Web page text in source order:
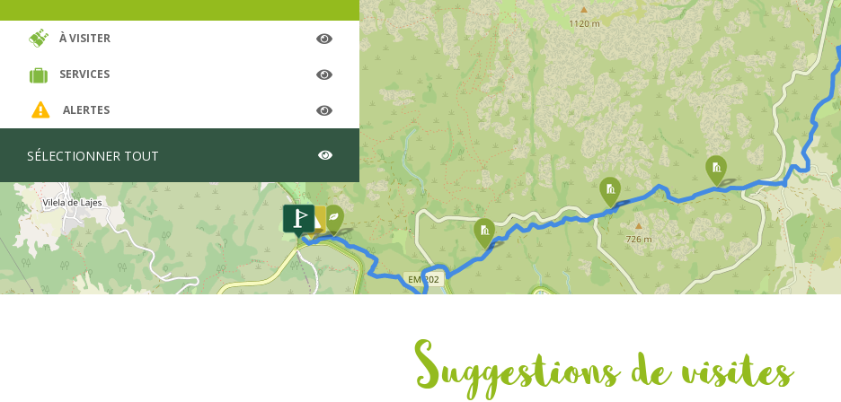
ancien village de transhumance où se regroupait le bétail, avec encore quelques
vestiges des abris qui étaient occupés durant les mois les plus chauds de l’année.
Le parcours nous emmène jusqu’au pont sur le ruisseau de Bordença, qui nous
permet de passer sur l’autre rive. La beauté naturelle de ce local et tout le cadre
environnant du lieu-dit de Bordença va retenir toute notre attention ! Arrêtez-
vous un peu. Profitez de l’harmonie et de la tranquillité que cet endroit transmet.
Reprenons le parcours direction sud, en empruntant un ancien chemin agricole
qui donne accès aux zones les plus élevées des abris de transhumance,Brandas
pour aller jusqu’aux zones riveraines de Soajo (à environ 2km de Bordença), et en
passant avant par Branda de Murço. Tout au long du parcours, sont visibles les
marques de la ruralité actuelle qui contrastent entre des zones abandonnées et
des zones de vitalité bien visible, avec des champs cultivés, des murs entretenus,
du bétail dans les pâturages, des habitations rénovées et encore des enfants
Dans les environs de Soajo, il est possible d’admirer de magnifiques exemplaires
d’abris autrefois utilisés par les bergers. Vous allez ensuite arriver à un
croissement, avec une plaque qui indique la direction de Mezio. Après avoir
jusqu’à reprendre à nouveau un ancien sentier agricole, sur la droite. Il s’agit d’une
ancienne chaussée construite par la population locale pour accéder aux zones les
plus élevées de la montagne de Soajo. Vous allez gravir la chaussée sur environ
À VISITER
SERVICES
ALERTES
SÉLECTIONNER TOUT
Suggestions de visites